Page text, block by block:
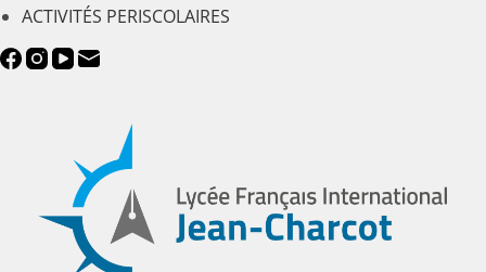
ACTIVITÉS PERISCOLAIRES